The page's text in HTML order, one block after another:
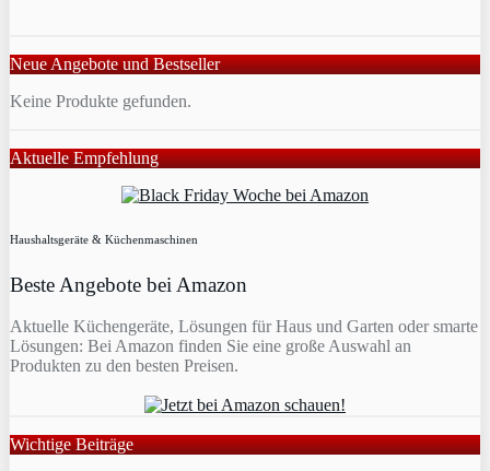
Neue Angebote und Bestseller
Keine Produkte gefunden.
Aktuelle Empfehlung
Haushaltsgeräte & Küchenmaschinen
Beste Angebote bei Amazon
Aktuelle Küchengeräte, Lösungen für Haus und Garten oder smarte
Lösungen: Bei Amazon finden Sie eine große Auswahl an
Produkten zu den besten Preisen.
Wichtige Beiträge